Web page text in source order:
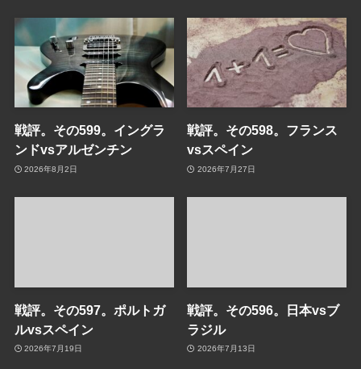
戦評。その599。イングラ
ンドvsアルゼンチン
2026年8月2日
戦評。その598。フランス
vsスペイン
2026年7月27日
戦評。その597。ポルトガ
ルvsスペイン
2026年7月19日
戦評。その596。日本vsブ
ラジル
2026年7月13日